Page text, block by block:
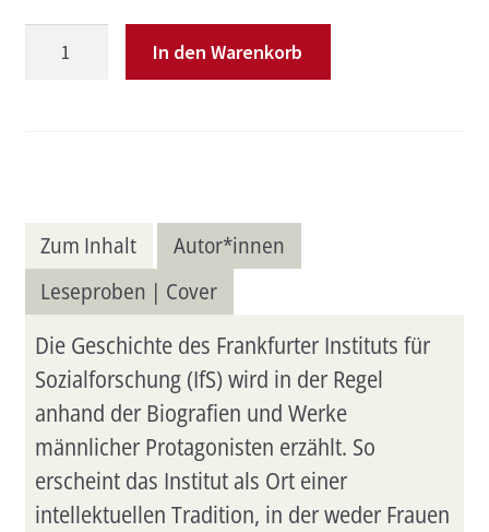
In den Warenkorb
Zum Inhalt
Autor*innen
Leseproben | Cover
Die Geschichte des Frankfurter Instituts für
Sozialforschung (IfS) wird in der Regel
anhand der Biografien und Werke
männlicher Protagonisten erzählt. So
erscheint das Institut als Ort einer
intellektuellen Tradition, in der weder Frauen